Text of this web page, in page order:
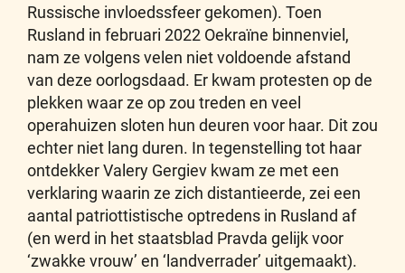
Russische invloedssfeer gekomen). Toen
Rusland in februari 2022 Oekraïne binnenviel,
nam ze volgens velen niet voldoende afstand
van deze oorlogsdaad. Er kwam protesten op de
plekken waar ze op zou treden en veel
operahuizen sloten hun deuren voor haar. Dit zou
echter niet lang duren. In tegenstelling tot haar
ontdekker Valery Gergiev kwam ze met een
verklaring waarin ze zich distantieerde, zei een
aantal patriottistische optredens in Rusland af
(en werd in het staatsblad Pravda gelijk voor
‘zwakke vrouw’ en ‘landverrader’ uitgemaakt).